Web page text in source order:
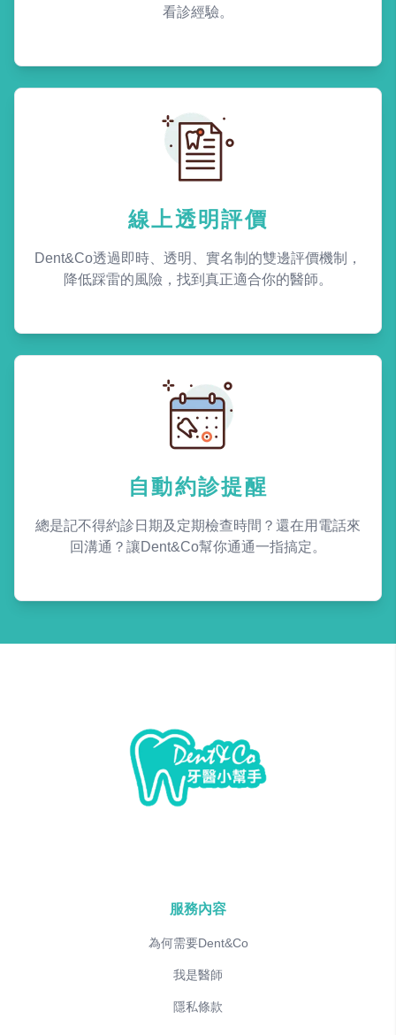
看診經驗。
線上透明評價
Dent&Co透過即時、透明、實名制的雙邊評價機制，
降低踩雷的風險，找到真正適合你的醫師。
自動約診提醒
總是記不得約診日期及定期檢查時間？還在用電話來
回溝通？讓Dent&Co幫你通通一指搞定。
服務內容
為何需要Dent&Co
我是醫師
隱私條款